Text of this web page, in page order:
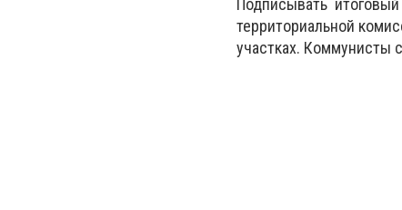
Подписывать итоговый
территориальной
участках. Коммунисты